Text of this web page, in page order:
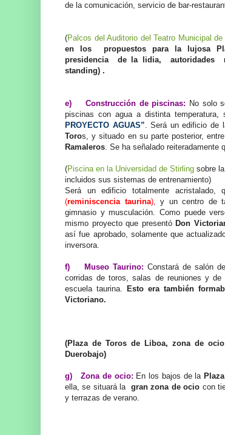
de la comunicación, servicio de bar-
(Palcos del Auditorio del Teatro Municipal
en los propuestos para la lujosa
presidencia de la lidia, autoridades
standing) .
e) Construcción de piscinas: No solo
piscinas con agua a distinta
PROYECTO AGUAS”. Será un edificio de
Toros, y situado en su parte posterior,
Ramaleros. Se ha señalado reiteradamente
(Piscina en la Universidad de Stirling sobre
incluidos sus sistemas de entrenamiento)
Será un edificio totalmente acristalado,
(reminiscencia taurina), y un centro de
gimnasio y musculación. Como puede
mismo proyecto que presentó Don
así fue aprobado, solamente que
inversora.
f) Museo Taurino: Constará de salón
corridas de toros, salas de reuniones y
escuela taurina.
Esto era también
Victoriano.
(Plaza de Toros de Liboa, zona de
Duerobajo)
g) Zona de ocio: En los bajos de la
ella, se situará lagran zona de ocio con
y terrazas de verano.